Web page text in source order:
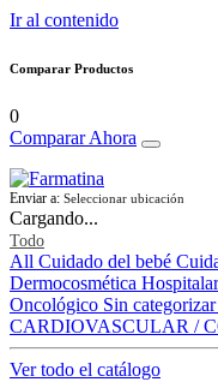
Ir al contenido
Comparar Productos
0
Comparar Ahora
Enviar a: Seleccionar ubicación
Cargando...
Todo
All Cuidado del bebé
Dermocosmética
Oncológico Sin categorizar
CARDIOVASCULAR /
Ver todo el catálogo